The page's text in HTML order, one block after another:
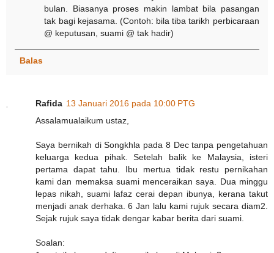
bulan. Biasanya proses makin lambat bila pasangan
tak bagi kejasama. (Contoh: bila tiba tarikh perbicaraan
@ keputusan, suami @ tak hadir)
Balas
Rafida 13 Januari 2016 pada 10:00 PTG
Assalamualaikum ustaz,
Saya bernikah di Songkhla pada 8 Dec tanpa pengetahuan
keluarga kedua pihak. Setelah balik ke Malaysia, isteri
pertama dapat tahu. Ibu mertua tidak restu pernikahan
kami dan memaksa suami menceraikan saya. Dua minggu
lepas nikah, suami lafaz cerai depan ibunya, kerana takut
menjadi anak derhaka. 6 Jan lalu kami rujuk secara diam2.
Sejak rujuk saya tidak dengar kabar berita dari suami.
Soalan: